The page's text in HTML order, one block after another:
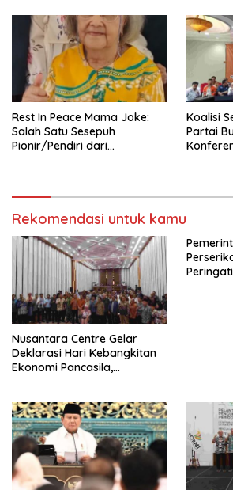
Tema:
KBI
seluruh
Rest In Peace Mama Joke:
Salah Satu Sesepuh
Pionir/Pendiri dari
Koalisi
Partai
Rekomendasi untuk kamu
Nusantara Centre Gelar
Deklarasi Hari Kebangkitan
Ekonomi Pancasila,
Penjajahan (Pergolakan
Ekonomi Politik Indonesia) &
Simposium Nasional “Urgensi
Undang-Undang
Perekonomian Nasional dan
Kesejahteraan Sosial dalam